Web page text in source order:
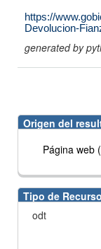
https://
Devolucion-
generated by
Origen del
Página web
Tipo de Recurso
odt